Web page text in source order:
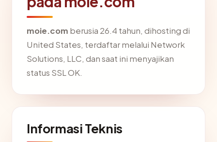
moie.com berusia 26.4 tahun, dihosting di
United States, terdaftar melalui Network
Solutions, LLC, dan saat ini menyajikan
status SSL OK.
Informasi Teknis